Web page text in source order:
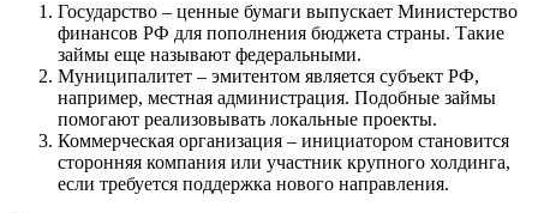
Государство – ценные бумаги выпускает Министерство
финансов РФ для пополнения бюджета страны. Такие
займы еще называют федеральными.
Муниципалитет – эмитентом является субъект РФ,
например, местная администрация. Подобные займы
помогают реализовывать локальные проекты.
Коммерческая организация – инициатором становится
сторонняя компания или участник крупного холдинга,
если требуется поддержка нового направления.